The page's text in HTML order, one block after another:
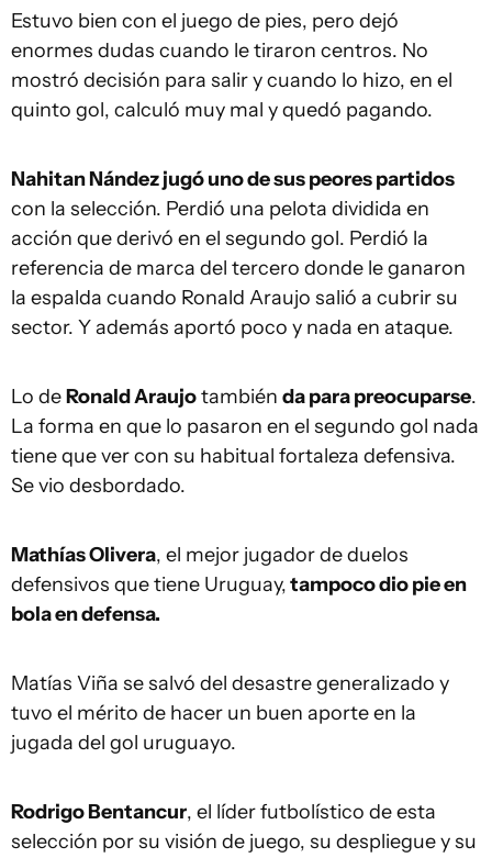
Estuvo bien con el juego de pies, pero dejó
enormes dudas cuando le tiraron centros. No
mostró decisión para salir y cuando lo hizo, en el
quinto gol, calculó muy mal y quedó pagando.
Nahitan Nández jugó uno de sus peores partidos
con la selección. Perdió una pelota dividida en
acción que derivó en el segundo gol. Perdió la
referencia de marca del tercero donde le ganaron
la espalda cuando Ronald Araujo salió a cubrir su
sector. Y además aportó poco y nada en ataque.
Lo deRonald Araujotambién da para preocuparse.
La forma en que lo pasaron en el segundo gol nada
tiene que ver con su habitual fortaleza defensiva.
Se vio desbordado.
Mathías Olivera, el mejor jugador de duelos
defensivos que tiene Uruguay,tampoco dio pie en
bola en defensa.
Matías Viña se salvó del desastre generalizado y
tuvo el mérito de hacer un buen aporte en la
jugada del gol uruguayo.
Rodrigo Bentancur, el líder futbolístico de esta
selección por su visión de juego, su despliegue y su